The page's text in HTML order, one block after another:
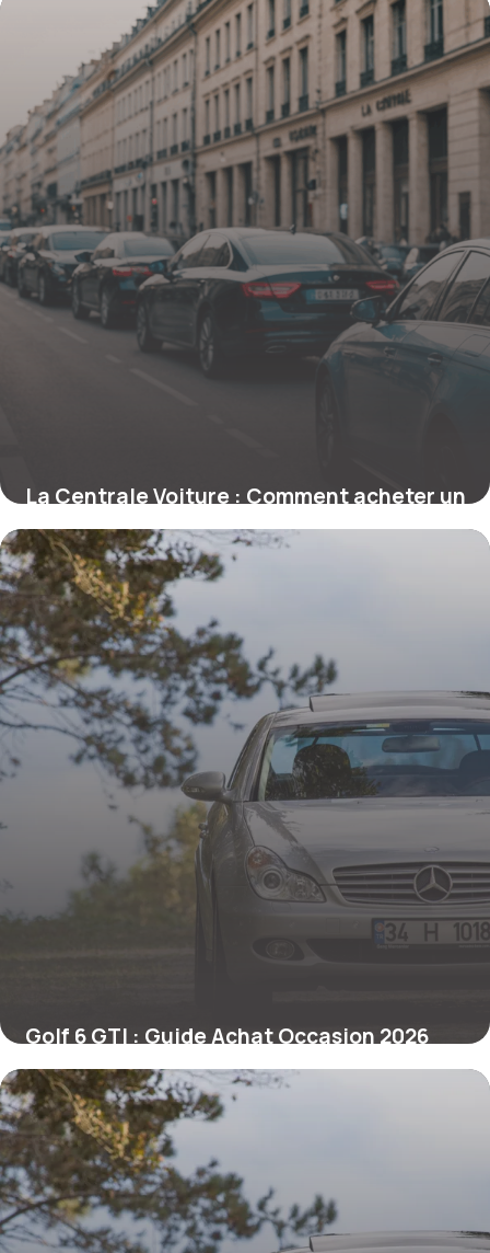
La Centrale Voiture : Comment acheter un
véhicule d’occasion en toute confiance
18 mai 2026
Golf 6 GTI : Guide Achat Occasion 2026
17 mai 2026